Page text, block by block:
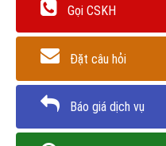
Gọi CSKH
Đặt câu hỏi
Báo giá dịch vụ